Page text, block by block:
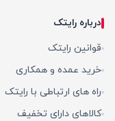
درباره رایتک
قوانین رایتک
خرید عمده و همکاری
راه های ارتباطی با رایتک
کالاهای دارای تخفیف